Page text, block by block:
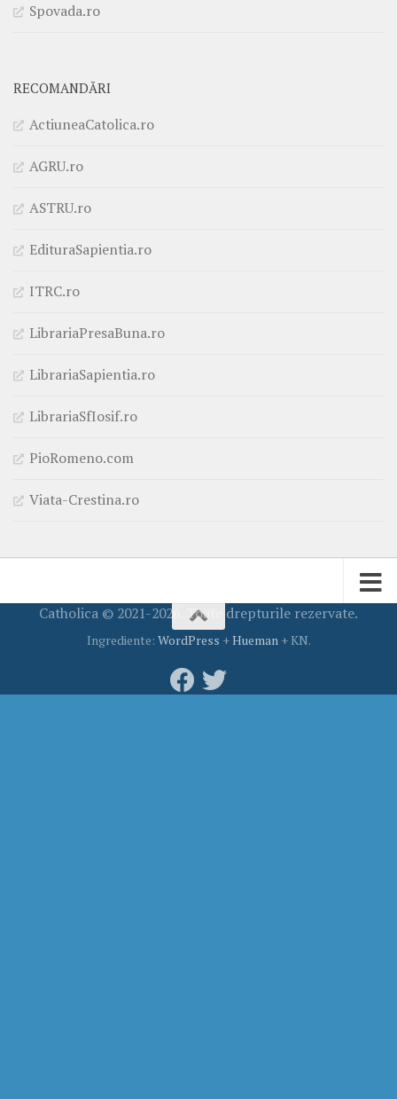
Spovada.ro
RECOMANDĂRI
ActiuneaCatolica.ro
AGRU.ro
ASTRU.ro
EdituraSapientia.ro
ITRC.ro
LibrariaPresaBuna.ro
LibrariaSapientia.ro
LibrariaSfIosif.ro
PioRomeno.com
Viata-Crestina.ro
Catholica © 2021-2026. Toate drepturile rezervate.
Ingrediente: WordPress +Hueman+ KN.